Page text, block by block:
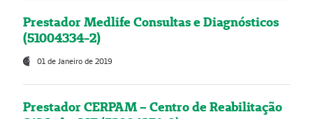
Prestador Medlife Consultas e Diagnósticos
(51004334-2)
01 de Janeiro de 2019
Prestador CERPAM – Centro de Reabilitação